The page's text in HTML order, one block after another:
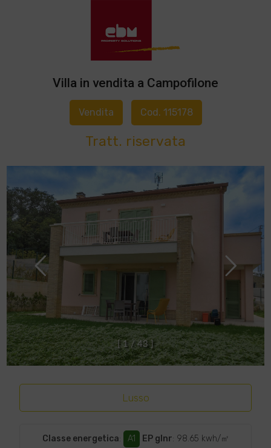
Villa in vendita a Campofilone
Vendita Cod. 115178
Tratt. riservata
1 / 43 ]
Lusso
Classe energetica: A1 EP glnr: 98.65 kwh/㎡